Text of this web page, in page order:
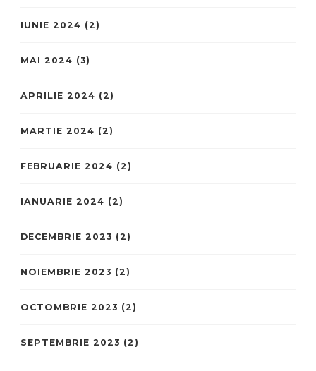
IUNIE 2024 (2)
MAI 2024 (3)
APRILIE 2024 (2)
MARTIE 2024 (2)
FEBRUARIE 2024 (2)
IANUARIE 2024 (2)
DECEMBRIE 2023 (2)
NOIEMBRIE 2023 (2)
OCTOMBRIE 2023 (2)
SEPTEMBRIE 2023 (2)